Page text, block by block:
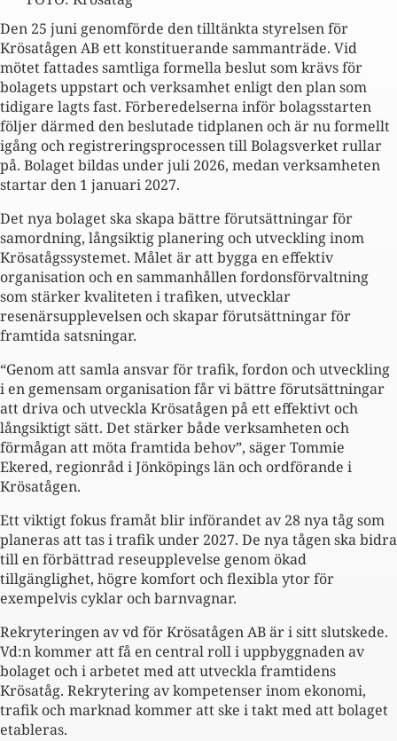
Den 25 juni genomförde den tilltänkta styrelsen för
Krösatågen AB ett konstituerande sammanträde. Vid
mötet fattades samtliga formella beslut som krävs för
bolagets uppstart och verksamhet enligt den plan som
tidigare lagts fast. Förberedelserna inför bolagsstarten
följer därmed den beslutade tidplanen och är nu formellt
igång och registreringsprocessen till Bolagsverket rullar
på. Bolaget bildas under juli 2026, medan verksamheten
startar den 1 januari 2027.
Det nya bolaget ska skapa bättre förutsättningar för
samordning, långsiktig planering och utveckling inom
Krösatågssystemet. Målet är att bygga en effektiv
organisation och en sammanhållen fordonsförvaltning
som stärker kvaliteten i trafiken, utvecklar
resenärsupplevelsen och skapar förutsättningar för
framtida satsningar.
“Genom att samla ansvar för trafik, fordon och utveckling
i en gemensam organisation får vi bättre förutsättningar
att driva och utveckla Krösatågen på ett effektivt och
långsiktigt sätt. Det stärker både verksamheten och
förmågan att möta framtida behov”, säger Tommie
Ekered, regionråd i Jönköpings län och ordförande i
Krösatågen.
Ett viktigt fokus framåt blir införandet av 28 nya tåg som
planeras att tas i trafik under 2027. De nya tågen ska bidra
till en förbättrad reseupplevelse genom ökad
tillgänglighet, högre komfort och flexibla ytor för
exempelvis cyklar och barnvagnar.
Rekryteringen av vd för Krösatågen AB är i sitt slutskede.
Vd:n kommer att få en central roll i uppbyggnaden av
bolaget och i arbetet med att utveckla framtidens
Krösatåg. Rekrytering av kompetenser inom ekonomi,
trafik och marknad kommer att ske i takt med att bolaget
etableras.